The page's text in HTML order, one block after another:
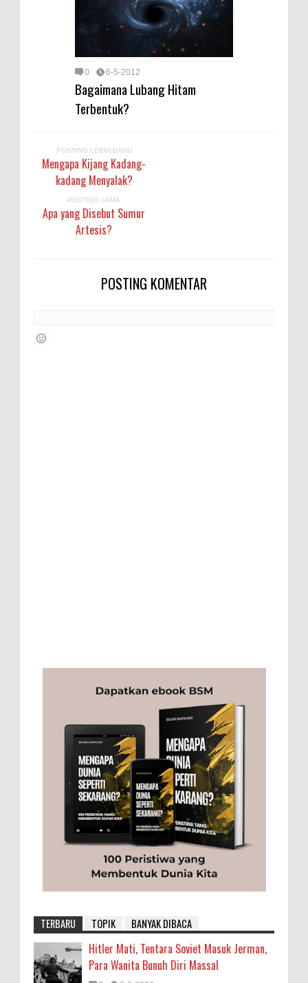
0 6-5-2012
Bagaimana Lubang Hitam
Terbentuk?
POSTING LEBIH BARU
Mengapa Kijang Kadang-
kadang Menyalak?
POSTING LAMA
Apa yang Disebut Sumur
Artesis?
POSTING KOMENTAR
TERBARU TOPIK BANYAK DIBACA
Hitler Mati, Tentara Soviet Masuk Jerman,
Para Wanita Bunuh Diri Massal